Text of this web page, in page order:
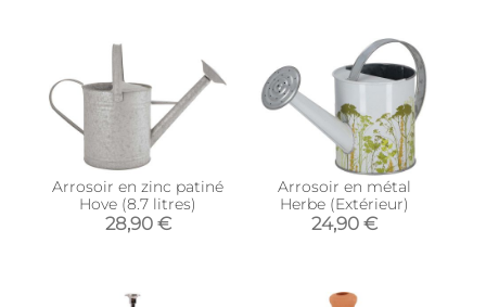
Arrosoir en zinc patiné
Hove (8.7 litres)
28,90 €
Arrosoir en métal
Herbe (Extérieur)
24,90 €